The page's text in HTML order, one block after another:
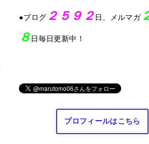
●ブログ ２５９２ 日、メルマガ
８ 日毎日更新中！
プロフィールはこちら